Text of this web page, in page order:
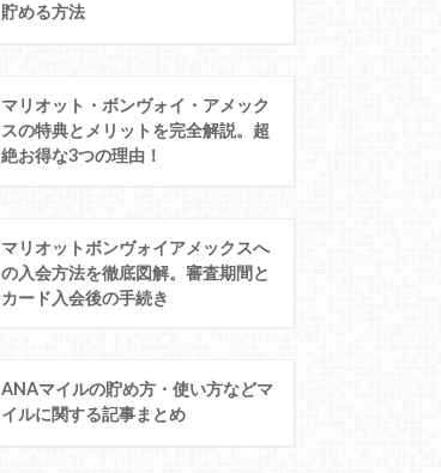
貯める方法
マリオット・ボンヴォイ・アメック
スの特典とメリットを完全解説。超
絶お得な3つの理由！
マリオットボンヴォイアメックスへ
の入会方法を徹底図解。審査期間と
カード入会後の手続き
ANAマイルの貯め方・使い方などマ
イルに関する記事まとめ